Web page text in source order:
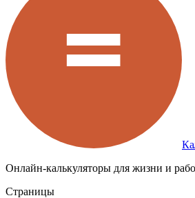
Онлайн-калькуляторы для жизни и
Страницы